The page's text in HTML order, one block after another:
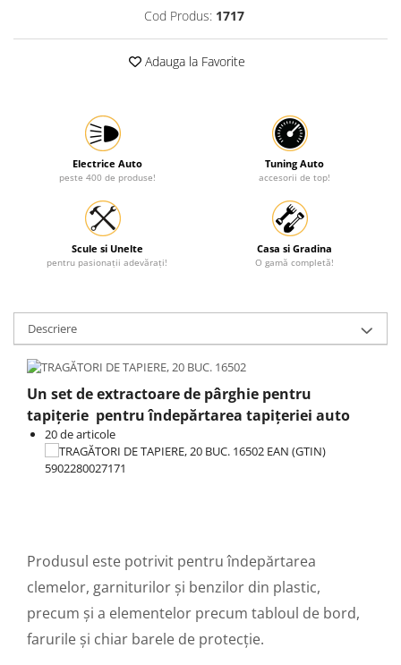
Suport motocicleta
Surubelnite
Utilaje constructie
Cod Produs: 1717
Adauga la Favorite
Electrice Auto
peste 400 de produse!
Tuning Auto
accesorii de top!
Scule si Unelte
pentru pasionații adevărați!
Casa si Gradina
O gamă completă!
Descriere
Un set de extractoare de pârghie pentru
tapițerie pentru îndepărtarea tapițeriei auto
20 de articole
Produsul este potrivit pentru îndepărtarea
clemelor, garniturilor și benzilor din plastic,
precum și a elementelor precum tabloul de bord,
farurile și chiar barele de protecție.